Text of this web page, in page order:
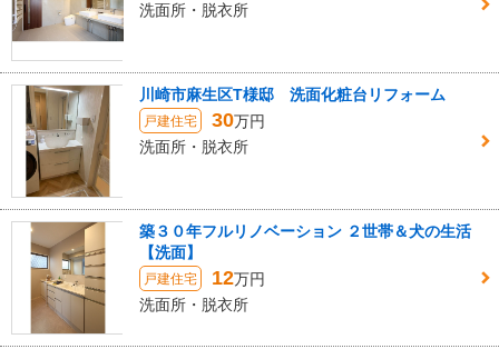
洗面所・脱衣所
川崎市麻生区T様邸 洗面化粧台リフォーム
戸建住宅 30万円
洗面所・脱衣所
築３０年フルリノベーション ２世帯＆犬の生活
【洗面】
戸建住宅 12万円
洗面所・脱衣所